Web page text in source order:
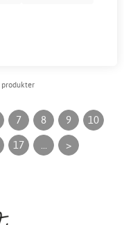
produkter
7 8 9
10
17 ... >